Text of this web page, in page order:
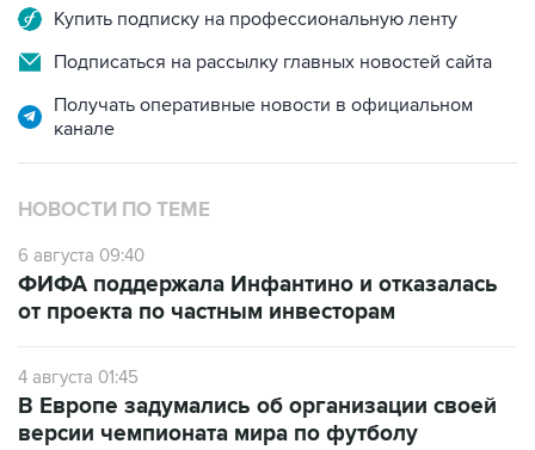
Купить подписку на профессиональную ленту
Подписаться на рассылку главных новостей сайта
Получать оперативные новости в официальном
канале
НОВОСТИ ПО ТЕМЕ
6 августа 09:40
ФИФА поддержала Инфантино и отказалась
от проекта по частным инвесторам
4 августа 01:45
В Европе задумались об организации своей
версии чемпионата мира по футболу